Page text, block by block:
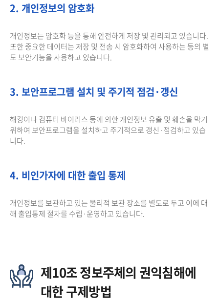
2. 개인정보의 암호화
개인정보는 암호화 등을 통해 안전하게 저장 및 관리되고 있습니다.
또한 중요한 데이터는 저장 및 전송 시 암호화하여 사용하는 등의 별
도 보안기능을 사용하고 있습니다.
3. 보안프로그램 설치 및 주기적 점검·갱신
해킹이나 컴퓨터 바이러스 등에 의한 개인정보 유출 및 훼손을 막기
위하여 보안프로그램을 설치하고 주기적으로 갱신·점검하고 있습
니다.
4. 비인가자에 대한 출입 통제
개인정보를 보관하고 있는 물리적 보관 장소를 별도로 두고 이에 대
해 출입통제 절차를 수립·운영하고 있습니다.
제10조 정보주체의 권익침해에
대한 구제방법